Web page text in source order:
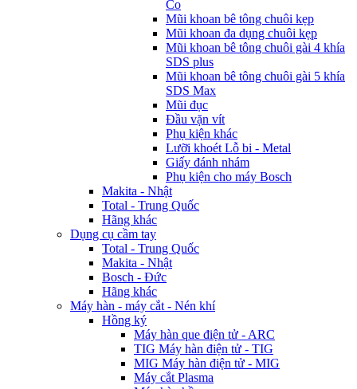
Co
Mũi khoan bê tông chuôi kẹp
Mũi khoan đa dụng chuôi kẹp
Mũi khoan bê tông chuôi gài 4 khía
SDS plus
Mũi khoan bê tông chuôi gài 5 khía
SDS Max
Mũi đục
Đầu vặn vít
Phụ kiện khác
Lưỡi khoét Lỗ bi - Metal
Giấy đánh nhám
Phụ kiện cho máy Bosch
Makita - Nhật
Total - Trung Quốc
Hãng khác
Dụng cụ cầm tay
Total - Trung Quốc
Makita - Nhật
Bosch - Đức
Hãng khác
Máy hàn - máy cắt - Nén khí
Hồng ký
Máy hàn que điện tử - ARC
TIG Máy hàn điện tử - TIG
MIG Máy hàn điện tử - MIG
Máy cắt Plasma